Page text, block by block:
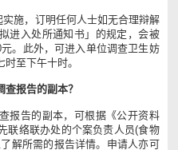
施，订明任何人士如无合理辩解
进入处所通知书」的规定，会被
。此外，可进入单位调查卫生妨
至下午十时。
报告的副本？
报告的副本，可根据《公开资料
联络联办处的个案负责人员(食物
解所需的报告详情。申请人亦可